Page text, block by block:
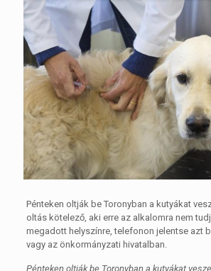
Pénteken oltják be Toronyban a kutyákat
oltás kötelező, aki erre az alkalomra nem
megadott helyszínre, telefonon jelentse azt
vagy az önkormányzati hivatalban.
Pénteken oltják be Toronyban a kutyákat